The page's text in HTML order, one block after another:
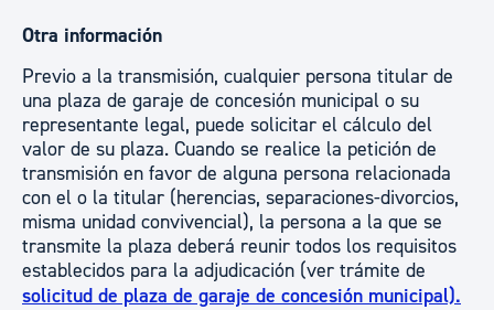
Otra información
Previo a la transmisión, cualquier persona titular de
una plaza de garaje de concesión municipal o su
representante legal, puede solicitar el cálculo del
valor de su plaza. Cuando se realice la petición de
transmisión en favor de alguna persona relacionada
con el o la titular (herencias, separaciones-divorcios,
misma unidad convivencial), la persona a la que se
transmite la plaza deberá reunir todos los requisitos
establecidos para la adjudicación (ver trámite de
solicitud de plaza de garaje de concesión municipal).